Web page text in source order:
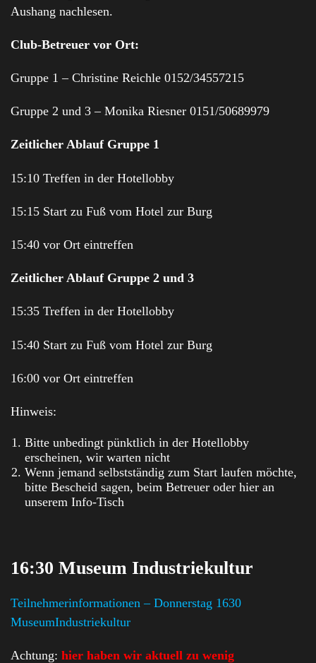
Aushang nachlesen.
Club-Betreuer vor Ort:
Gruppe 1 – Christine Reichle 0152/34557215
Gruppe 2 und 3 – Monika Riesner 0151/50689979
Zeitlicher Ablauf Gruppe 1
15:10 Treffen in der Hotellobby
15:15 Start zu Fuß vom Hotel zur Burg
15:40 vor Ort eintreffen
Zeitlicher Ablauf Gruppe 2 und 3
15:35 Treffen in der Hotellobby
15:40 Start zu Fuß vom Hotel zur Burg
16:00 vor Ort eintreffen
Hinweis:
Bitte unbedingt pünktlich in der Hotellobby
erscheinen, wir warten nicht
Wenn jemand selbstständig zum Start laufen möchte,
bitte Bescheid sagen, beim Betreuer oder hier an
unserem Info-Tisch
16:30 Museum Industriekultur
Teilnehmerinformationen – Donnerstag 1630
MuseumIndustriekultur
Achtung: hier haben wir aktuell zu wenig